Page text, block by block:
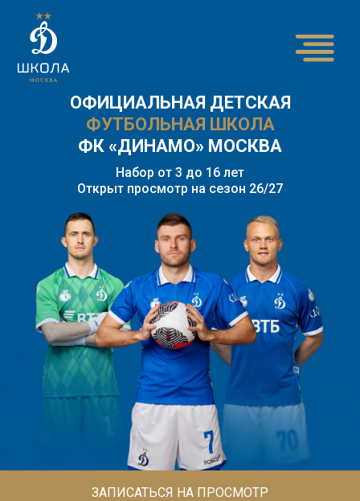
ОФИЦИАЛЬНАЯ ДЕТСКАЯ
ФУТБОЛЬНАЯ ШКОЛА
ФК «ДИНАМО» МОСКВА
Набор от 3 до 16 лет
Открыт просмотр на сезон 26/27
ЗАПИСАТЬСЯ НА ПРОСМОТР
В ДВИЖЕНИИ
Всесезонная
футбольная
Скаутинг Академии
им.Л.И. Яшина